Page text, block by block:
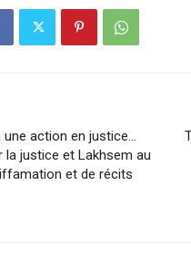
une action en justice…
la justice et Lakhsem au
et de récits